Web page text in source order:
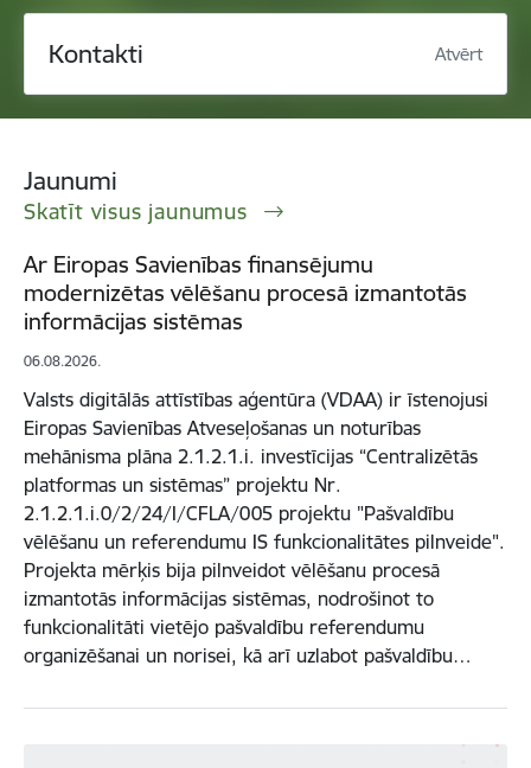
Kontakti Atvērt
Jaunumi
Skatīt visus jaunumus
Ar Eiropas Savienības finansējumu
modernizētas vēlēšanu procesā izmantotās
informācijas sistēmas
06.08.2026.
Valsts digitālās attīstības aģentūra (VDAA) ir īstenojusi
Eiropas Savienības Atveseļošanas un noturības
mehānisma plāna 2.1.2.1.i. investīcijas “Centralizētās
platformas un sistēmas” projektu Nr.
2.1.2.1.i.0/2/24/I/CFLA/005 projektu "Pašvaldību
vēlēšanu un referendumu IS funkcionalitātes pilnveide".
Projekta mērķis bija pilnveidot vēlēšanu procesā
izmantotās informācijas sistēmas, nodrošinot to
funkcionalitāti vietējo pašvaldību referendumu
organizēšanai un norisei, kā arī uzlabot pašvaldību…